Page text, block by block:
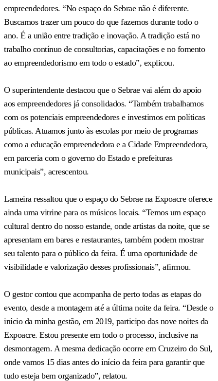
empreendedores. “No espaço do Sebrae não é diferente.
Buscamos trazer um pouco do que fazemos durante todo o
ano. É a união entre tradição e inovação. A tradição está no
trabalho contínuo de consultorias, capacitações e no fomento
ao empreendedorismo em todo o estado”, explicou.
O superintendente destacou que o Sebrae vai além do apoio
aos empreendedores já consolidados. “Também trabalhamos
com os potenciais empreendedores e investimos em políticas
públicas. Atuamos junto às escolas por meio de programas
como a educação empreendedora e a Cidade Empreendedora,
em parceria com o governo do Estado e prefeituras
municipais”, acrescentou.
Lameira ressaltou que o espaço do Sebrae na Expoacre oferece
ainda uma vitrine para os músicos locais. “Temos um espaço
cultural dentro do nosso estande, onde artistas da noite, que se
apresentam em bares e restaurantes, também podem mostrar
seu talento para o público da feira. É uma oportunidade de
visibilidade e valorização desses profissionais”, afirmou.
O gestor contou que acompanha de perto todas as etapas do
evento, desde a montagem até a última noite da feira. “Desde o
início da minha gestão, em 2019, participo das nove noites da
Expoacre. Estou presente em todo o processo, inclusive na
desmontagem. A mesma dedicação ocorre em Cruzeiro do Sul,
onde vamos 15 dias antes do início da feira para garantir que
tudo esteja bem organizado”, relatou.